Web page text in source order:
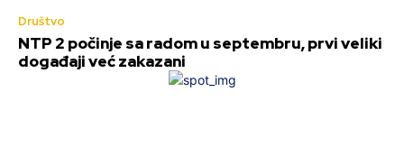
Društvo
NTP 2 počinje sa radom u septembru, prvi veliki
događaji već zakazani